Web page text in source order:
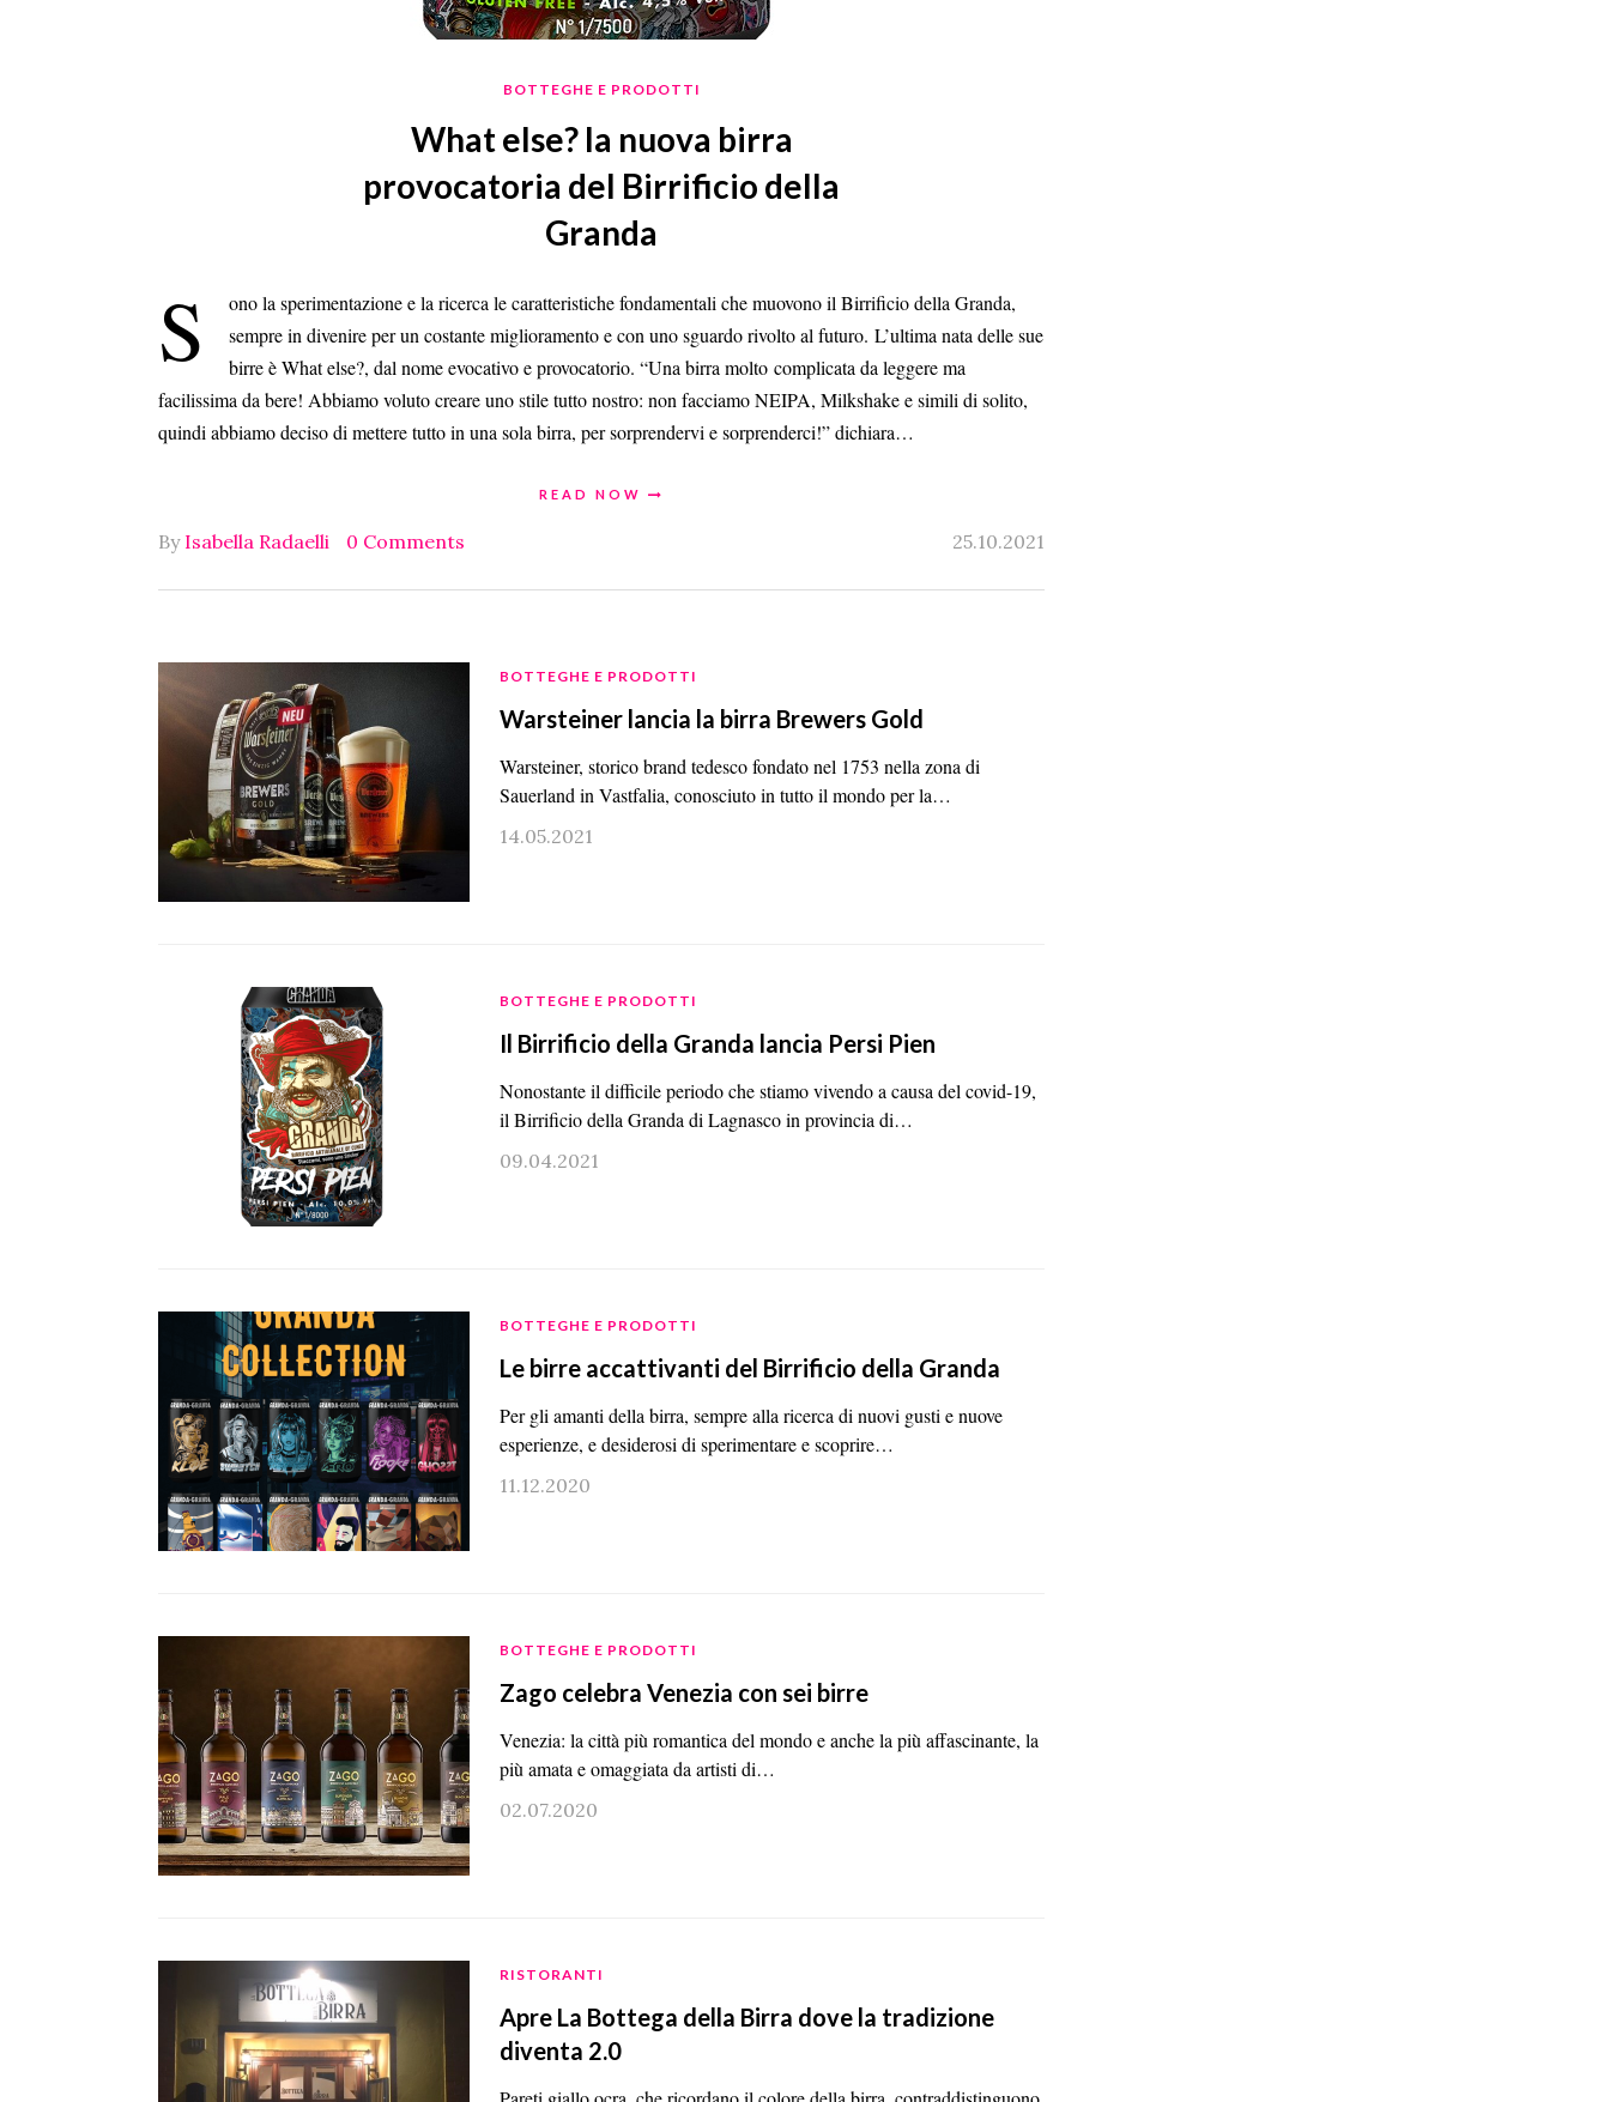
BOTTEGHE E PRODOTTI
What else? la nuova birra
provocatoria del Birrificio della
Granda
S
ono la sperimentazione e la ricerca le caratteristiche fondamentali che muovono il Birrificio della Granda,
sempre in divenire per un costante miglioramento e con uno sguardo rivolto al futuro. L’ultima nata delle sue
birre è What else?, dal nome evocativo e provocatorio. “Una birra molto complicata da leggere ma
facilissima da bere! Abbiamo voluto creare uno stile tutto nostro: non facciamo NEIPA, Milkshake e simili di solito,
quindi abbiamo deciso di mettere tutto in una sola birra, per sorprendervi e sorprenderci!” dichiara…
READ NOW
By Isabella Radaelli 0 Comments 25.10.2021
BOTTEGHE E PRODOTTI
Warsteiner lancia la birra Brewers Gold
Warsteiner, storico brand tedesco fondato nel 1753 nella zona di
Sauerland in Vastfalia, conosciuto in tutto il mondo per la…
14.05.2021
BOTTEGHE E PRODOTTI
Il Birrificio della Granda lancia Persi Pien
Nonostante il difficile periodo che stiamo vivendo a causa del covid-19,
il Birrificio della Granda di Lagnasco in provincia di…
09.04.2021
BOTTEGHE E PRODOTTI
Le birre accattivanti del Birrificio della Granda
Per gli amanti della birra, sempre alla ricerca di nuovi gusti e nuove
esperienze, e desiderosi di sperimentare e scoprire…
11.12.2020
BOTTEGHE E PRODOTTI
Zago celebra Venezia con sei birre
Venezia: la città più romantica del mondo e anche la più affascinante, la
più amata e omaggiata da artisti di…
02.07.2020
RISTORANTI
Apre La Bottega della Birra dove la tradizione
diventa 2.0